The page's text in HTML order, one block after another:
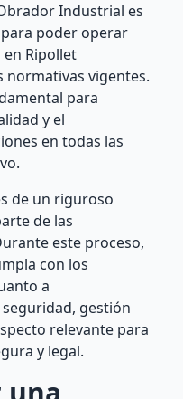
Industrial es
poder operar
Ripollet
normativas vigentes.
para
y el
en todas las
de un riguroso
de las
este proceso,
con los
a
gestión
relevante para
y legal.